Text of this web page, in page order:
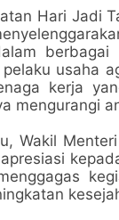
Hari Jadi
berbagai
usaha
kerja
mengurangi
Wakil